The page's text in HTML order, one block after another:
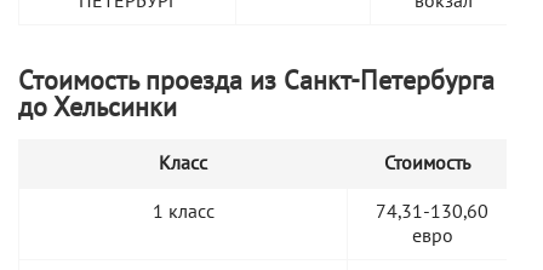
Стоимость проезда из Санкт-Петербурга
до Хельсинки
Класс Стоимость
1 класс
74,31-130,60
евро